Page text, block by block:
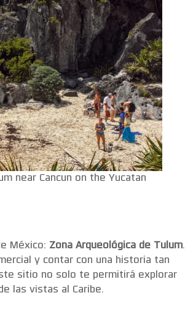
near Cancun on the Yucatan
México: Zona Arqueológica de Tulum.
y contar con una historia tan
sitio no solo te permitirá explorar
las vistas al Caribe.